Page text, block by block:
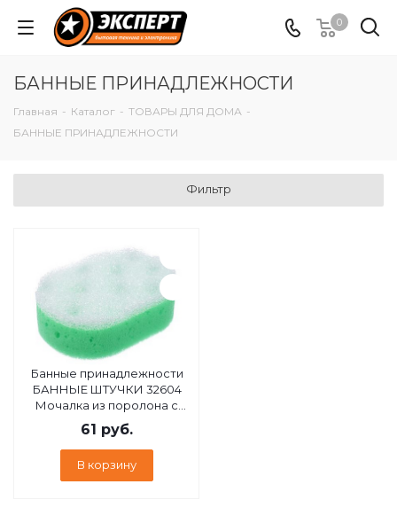
0
БАННЫЕ ПРИНАДЛЕЖНОСТИ
Главная - Каталог - ТОВАРЫ ДЛЯ ДОМА -
БАННЫЕ ПРИНАДЛЕЖНОСТИ
Фильтр
Банные принадлежности
БАННЫЕ ШТУЧКИ 32604
Мочалка из поролона c
массажным слоем,
овальная, 14х9,5х5 см,
soft/hard, для бани и сауны
"Банные штучки" / 30
61 руб.
В корзину